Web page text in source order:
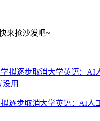
来抢沙发吧~
逐步取消大学英语：AI人